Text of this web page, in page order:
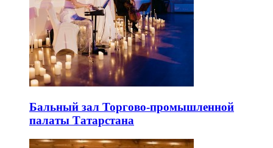
Бальный зал Торгово-промышленной
палаты Татарстана